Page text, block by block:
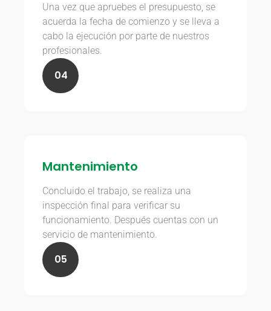
Una vez que apruebes el presupuesto, se
acuerda la fecha de comienzo y se lleva a
cabo la ejecución por parte de nuestros
profesionales.
04
Mantenimiento
Concluido el trabajo, se realiza una
inspección final para verificar su
funcionamiento. Después cuentas con un
servicio de mantenimiento.
05